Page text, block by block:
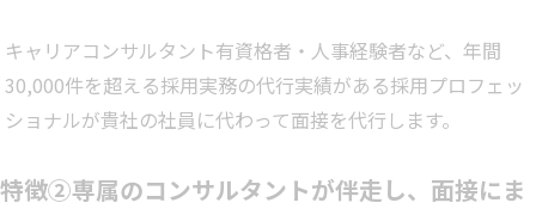
キャリアコンサルタント有資格者・人事経験者など、年間
30,000件を超える採用実務の代行実績がある採用プロフェッ
ショナルが貴社の社員に代わって面接を代行します。
特徴②専属のコンサルタントが伴走し、面接にま